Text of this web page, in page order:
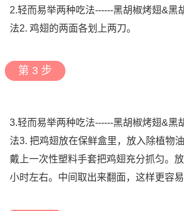
2.轻而易举两种吃法------黑胡椒烤翅&黑
法2. 鸡翅的两面各划上两刀。
第 3 步
3.轻而易举两种吃法------黑胡椒烤翅&黑
法3. 把鸡翅放在保鲜盒里，放入除植物
戴上一次性塑料手套把鸡翅充分抓匀。
小时左右。中间取出来翻面，这样更容易